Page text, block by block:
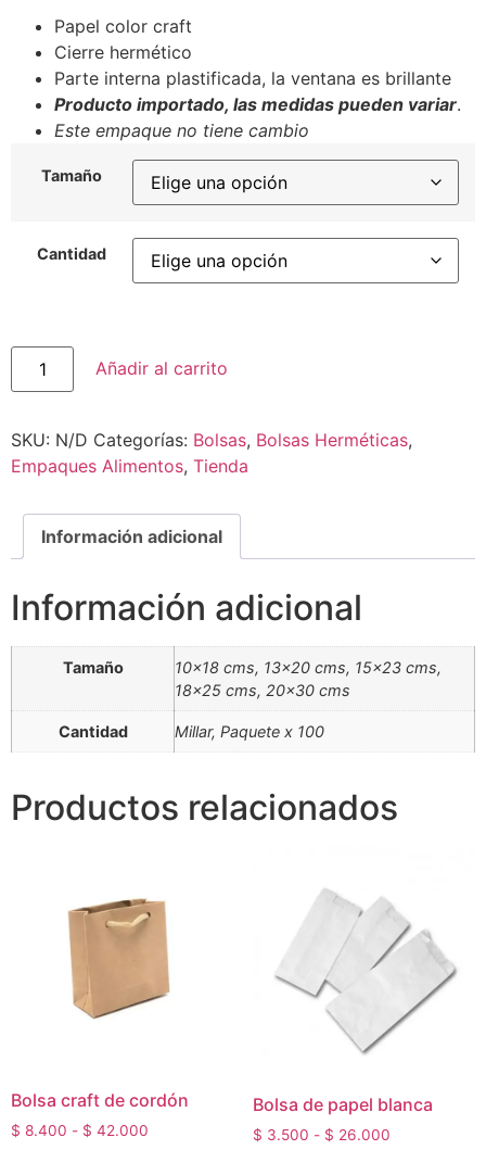
Papel color craft
Cierre hermético
Parte interna plastificada, la ventana es brillante
Producto importado, las medidas pueden variar.
Este empaque no tiene cambio
Tamaño
Cantidad
Añadir al carrito
SKU: N/D Categorías: Bolsas, Bolsas Herméticas,
Empaques Alimentos, Tienda
Información adicional
Información adicional
Tamaño
10×18 cms, 13×20 cms, 15×23 cms,
18×25 cms, 20×30 cms
Cantidad Millar, Paquete x 100
Productos relacionados
Bolsa craft de cordón
$ 8.400 - $ 42.000
Bolsa de papel blanca
$ 3.500 - $ 26.000